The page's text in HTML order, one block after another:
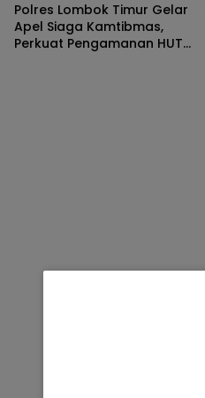
Polres Lombok Timur Gelar
Apel Siaga Kamtibmas,
Perkuat Pengamanan HUT